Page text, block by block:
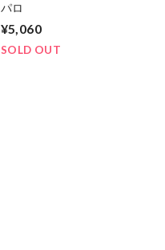
パロ
¥5,060
SOLD OUT